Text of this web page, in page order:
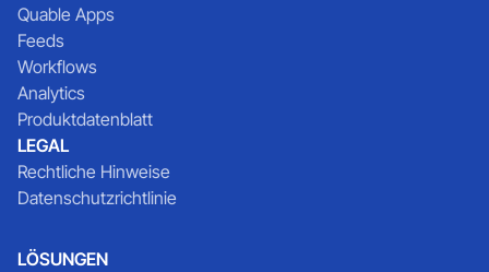
Quable Apps
Feeds
Workflows
Analytics
Produktdatenblatt
LEGAL
Rechtliche Hinweise
Datenschutzrichtlinie
LÖSUNGEN